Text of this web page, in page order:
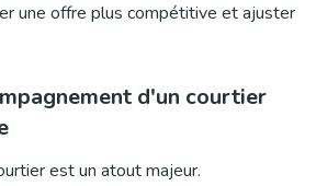
une offre plus compétitive et ajuster
d'un courtier
est un atout majeur.